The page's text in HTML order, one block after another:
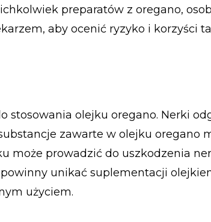
preparatów z oregano,
aby ocenić ryzyko i korzyści
stosowania olejku oregano. Nerki
zawarte w olejku oregano
może prowadzić do uszkodzenia
unikać suplementacji
użyciem.